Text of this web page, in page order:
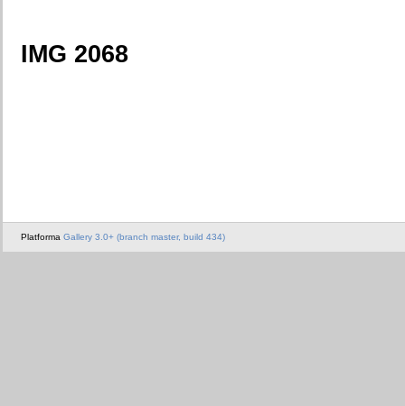
IMG 2068
Platforma Gallery 3.0+ (branch master, build 434)